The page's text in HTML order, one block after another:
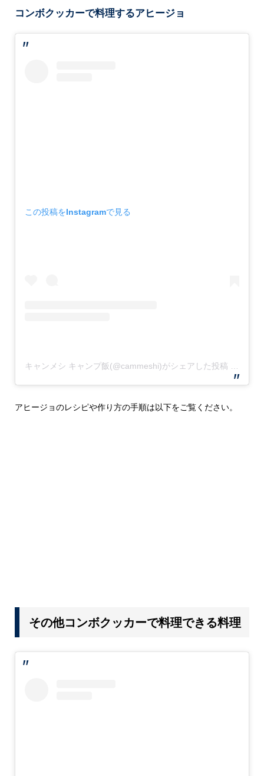
コンボクッカーで料理するアヒージョ
この投稿をInstagramで見る
キャンメシ キャンプ飯(@cammeshi)がシェアした投稿
アヒージョのレシピや作り方の手順は以下をご覧ください。
その他コンボクッカーで料理できる料理